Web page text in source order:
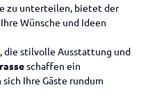
zu unterteilen, bietet der
Wünsche und Ideen
stilvolle Ausstattung und
schaffen ein
Ihre Gäste rundum